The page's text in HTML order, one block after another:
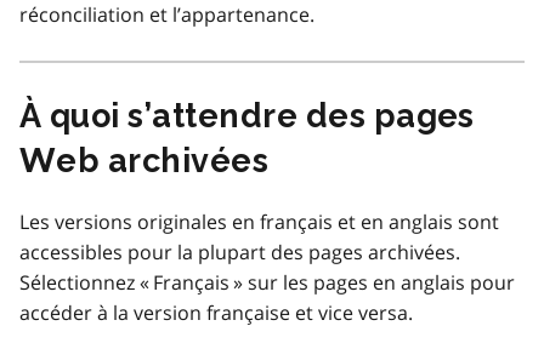
réconciliation et l’appartenance.
À quoi s’attendre des pages
Web archivées
Les versions originales en français et en anglais sont
accessibles pour la plupart des pages archivées.
Sélectionnez « Français » sur les pages en anglais pour
accéder à la version française et vice versa.